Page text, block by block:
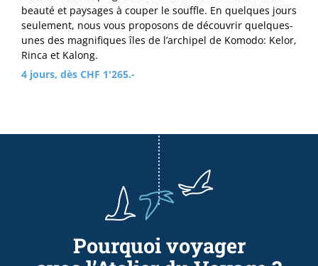
beauté et paysages à couper le souffle. En quelques jours
seulement, nous vous proposons de découvrir quelques-
unes des magnifiques îles de l’archipel de Komodo: Kelor,
Rinca et Kalong.
4 jours, dès CHF 1'265.-
Pourquoi voyager